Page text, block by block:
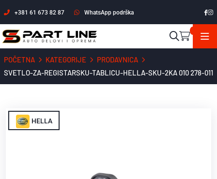
+381 61 673 82 87 WhatsApp podrška
POČETNA KATEGORIJE
PRODAVNICA
SVETLO-ZA-REGISTARSKU-TABLICU-HELLA-SKU-2KA 010 278-011
HELLA